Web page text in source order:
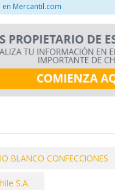
Mercantil.com
BLANCO CONFECCIONES
S.A.